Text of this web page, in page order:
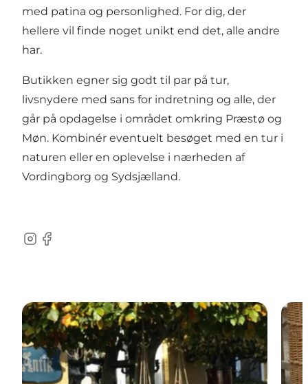
med patina og personlighed. For dig, der
hellere vil finde noget unikt end det, alle andre
har.
Butikken egner sig godt til par på tur,
livsnydere med sans for indretning og alle, der
går på opdagelse i området omkring Præstø og
Møn. Kombinér eventuelt besøget med en tur i
naturen eller en oplevelse i nærheden af
Vordingborg og Sydsjælland.
Instagram
Facebook